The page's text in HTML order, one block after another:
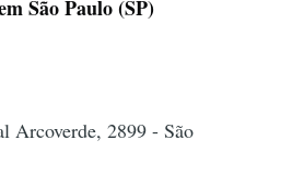
São Paulo (SP)
Arcoverde, 2899 - São